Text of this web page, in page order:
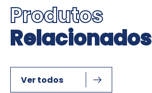
Produtos
Relacionados
Ver todos